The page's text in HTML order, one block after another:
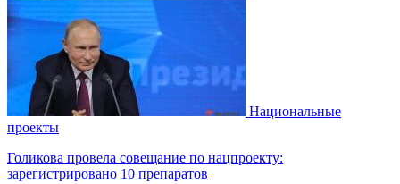
Национальные
проекты
Голикова провела совещание по нацпроекту:
зарегистрировано 10 препаратов